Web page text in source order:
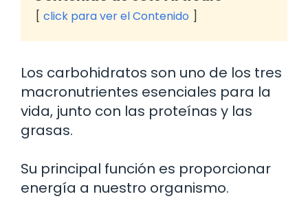
click para ver el Contenido
Los carbohidratos son uno de los tres
macronutrientes esenciales para la
vida, junto con las proteínas y las
grasas.
Su principal función es proporcionar
energía a nuestro organismo.